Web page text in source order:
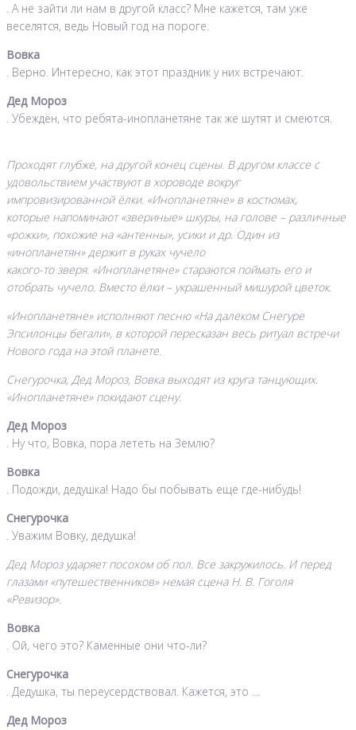
. А не зайти ли нам в другой класс? Мне кажется, там уже
веселятся, ведь Новый год на пороге.
Вовка
. Верно. Интересно, как этот праздник у них встречают.
Дед Мороз
. Убеждён, что ребята-инопланетяне так же шутят и смеются.
Проходят глубже, на другой конец сцены. В другом классе с
удовольствием участвуют в хороводе вокруг
импровизированной ёлки. «Инопланетяне» в костюмах,
которые напоминают «звериные» шкуры, на голове – различные
«рожки», похожие на «антенны», усики и др. Один из
«инопланетян» держит в руках чучело
какого-то зверя. «Инопланетяне» стараются поймать его и
отобрать чучело. Вместо ёлки – украшенный мишурой цветок.
«Инопланетяне» исполняют песню «На далеком Снегуре
Эпсилонцы бегали», в которой пересказан весь ритуал встречи
Нового года на этой планете.
Снегурочка, Дед Мороз, Вовка выходят из круга танцующих.
«Инопланетяне» покидают сцену.
Дед Мороз
. Ну что, Вовка, пора лететь на Землю?
Вовка
. Подожди, дедушка! Надо бы побывать еще где-нибудь!
Снегурочка
. Уважим Вовку, дедушка!
Дед Мороз ударяет посохом об пол. Все закружилось. И перед
глазами «путешественников» немая сцена Н. В. Гоголя
«Ревизор».
Вовка
. Ой, чего это? Каменные они что-ли?
Снегурочка
. Дедушка, ты переусердствовал. Кажется, это …
Дед Мороз